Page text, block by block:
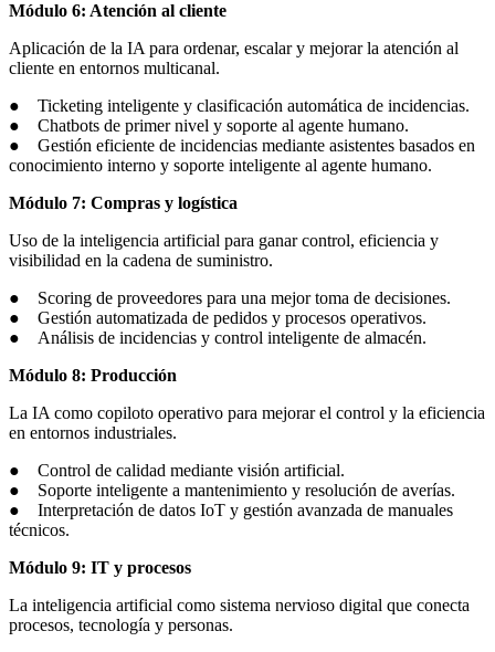
Módulo 6: Atención al cliente
Aplicación de la IA para ordenar, escalar y mejorar la atención al
cliente en entornos multicanal.
● Ticketing inteligente y clasificación automática de incidencias.
● Chatbots de primer nivel y soporte al agente humano.
● Gestión eficiente de incidencias mediante asistentes basados en
conocimiento interno y soporte inteligente al agente humano.
Módulo 7: Compras y logística
Uso de la inteligencia artificial para ganar control, eficiencia y
visibilidad en la cadena de suministro.
● Scoring de proveedores para una mejor toma de decisiones.
● Gestión automatizada de pedidos y procesos operativos.
● Análisis de incidencias y control inteligente de almacén.
Módulo 8: Producción
La IA como copiloto operativo para mejorar el control y la eficiencia
en entornos industriales.
● Control de calidad mediante visión artificial.
● Soporte inteligente a mantenimiento y resolución de averías.
● Interpretación de datos IoT y gestión avanzada de manuales
técnicos.
Módulo 9: IT y procesos
La inteligencia artificial como sistema nervioso digital que conecta
procesos, tecnología y personas.